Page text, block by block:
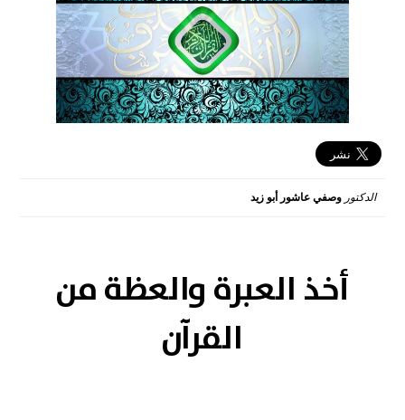
الدكتوروصفي عاشور أبو زيد
أخذ العبرة والعظة من
القرآن